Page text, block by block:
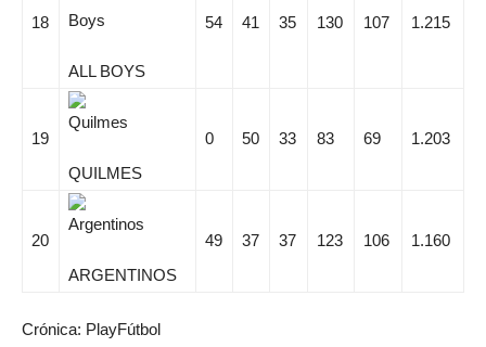
18
ALL BOYS
54 41 35 130 107 1.215
19
QUILMES
0 50 33 83 69 1.203
20
ARGENTINOS
49 37 37 123 106 1.160
Crónica: PlayFútbol